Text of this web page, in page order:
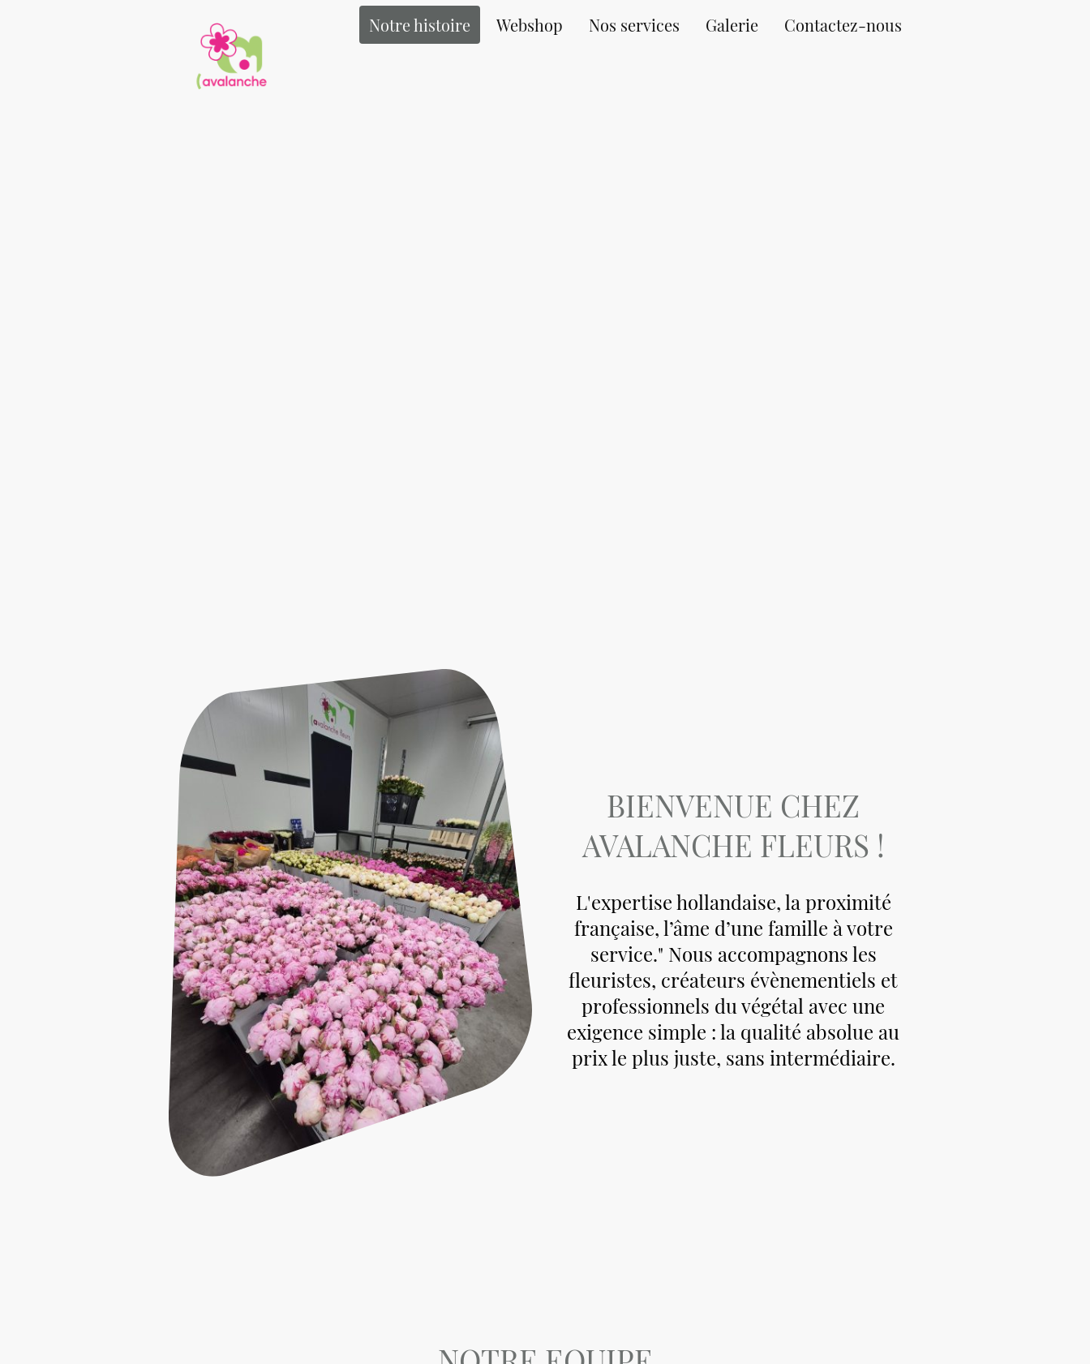
Notre histoire Webshop Nos services Galerie Contactez-nous
BIENVENUE CHEZ
AVALANCHE FLEURS !
L'expertise hollandaise, la proximité
française, l’âme d’une famille à votre
service." Nous accompagnons les
fleuristes, créateurs évènementiels et
professionnels du végétal avec une
exigence simple : la qualité absolue au
prix le plus juste, sans intermédiaire.